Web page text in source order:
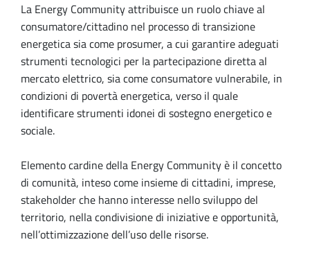
La Energy Community attribuisce un ruolo chiave al
consumatore/cittadino nel processo di transizione
energetica sia come prosumer, a cui garantire adeguati
strumenti tecnologici per la partecipazione diretta al
mercato elettrico, sia come consumatore vulnerabile, in
condizioni di povertà energetica, verso il quale
identificare strumenti idonei di sostegno energetico e
sociale.
Elemento cardine della Energy Community è il concetto
di comunità, inteso come insieme di cittadini, imprese,
stakeholder che hanno interesse nello sviluppo del
territorio, nella condivisione di iniziative e opportunità,
nell’ottimizzazione dell’uso delle risorse.